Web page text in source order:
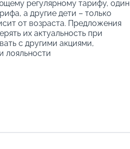
регулярному тарифу, один
а другие дети – только
от возраста. Предложения
их актуальность при
с другими акциями,
лояльности